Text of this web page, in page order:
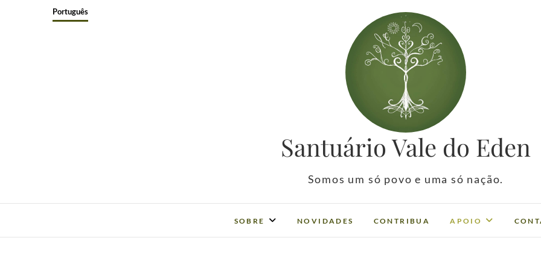
Português
Santuário Vale do Eden
Somos um só povo e uma só nação.
SOBRE NOVIDADES CONTRIBUA APOIO